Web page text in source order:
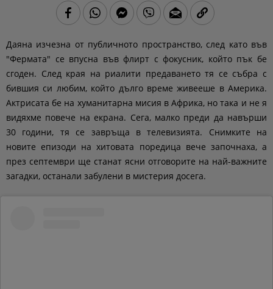
Даяна изчезна от публичното пространство, след като във
"Фермата" се впусна във флирт с фокусник, който пък бе
сгоден. След края на риалити предаването тя се събра с
бившия си любим, който дълго време живееше в Америка.
Актрисата бе на хуманитарна мисия в Африка, но така и не я
видяхме повече на екрана. Сега, малко преди да навърши
30 години, тя се завръща в телевизията. Снимките на
новите епизоди на хитовата поредица вече започнаха, а
през септември ще станат ясни отговорите на най-важните
загадки, останали забулени в мистерия досега.